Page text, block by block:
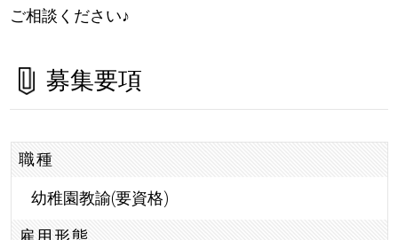
ご相談ください♪
募集要項
職種
幼稚園教諭(要資格)
雇用形態